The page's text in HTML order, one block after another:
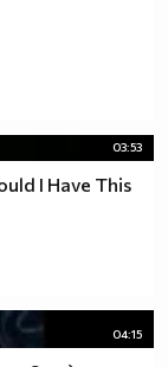
03:53
I Have This
04:15